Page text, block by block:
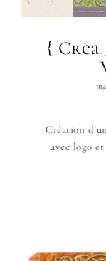
{ Crea
Création
avec logo